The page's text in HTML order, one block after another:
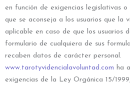
en función de exigencias legislativas
que se aconseja a los usuarios que la
aplicable en caso de que los usuarios
formulario de cualquiera de sus
recaben datos de carácter personal.
www.tarotyvidencialavoluntad.com ha
exigencias de la Ley Orgánica 15/